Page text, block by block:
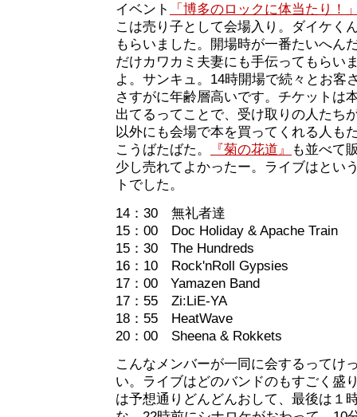
イベント
「博多のロックに体当たり！
こは売り子として会場入り。ダイケく
もらいました。開場時が一番たいへん
だけカワカミ夫妻にも手伝ってもらい
よ。サンキュ。14時開場で続々とお客
さすがに年齢層高いです。チケットは
出てるってことで、受け取りの人たち
以外にも会場で本を買ってくれる人も
こうばたばた。
『菊の花道』
も並べて
少し売れてよかったー。ライブはとい
トでした。
14：30 無礼者達
15：00 Doc Holiday & Apache Train
15：30 The Hundreds
16：10 Rock'nRoll Gypsies
17：00 Yamazen Band
17：55 Zi:LiE-YA
18：55 HeatWave
20：00 Sheena & Rokkets
こんなメンバーが一同に会するってけ
い。ライブはどのバンドのもすごく盛
は予想通りどんどんおして、最後は１